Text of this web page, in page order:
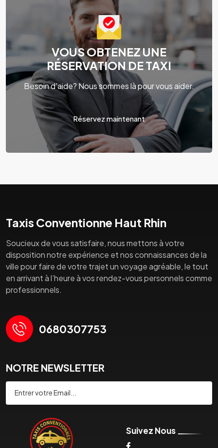
VOUS OBTENEZ UNE
RÉSERVATION DE TAXI
Besoin d'aide? Nous sommes là pour vous aider.
Réservez maintenant
Taxis Conventionne Haut Rhin
Soucieux de vous satisfaire, nous mettons à votre
disposition notre expérience et nos connaissances de la
ville pour faire de votre trajet un voyage agréable, le tout
en arrivant à l’heure à vos rendez-vous personnels comme
professionnels.
0680307753
NOTRE NEWSLETTER
Suivez Nous